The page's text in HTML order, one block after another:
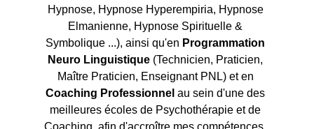
Hypnose, Hypnose Hyperempiria, Hypnose
Elmanienne, Hypnose Spirituelle &
Symbolique ...), ainsi qu'en Programmation
Neuro Linguistique (Technicien, Praticien,
Maître Praticien, Enseignant PNL) et en
Coaching Professionnel au sein d'une des
meilleures écoles de Psychothérapie et de
Coaching, afin d'accroître mes compétences,